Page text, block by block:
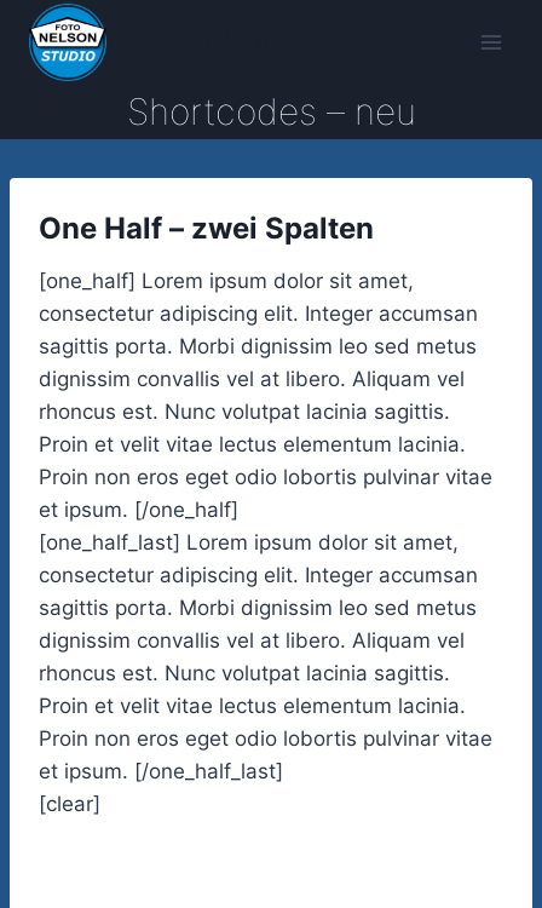
Zum
Inhalt
springen
Shortcodes – neu
One Half – zwei Spalten
[one_half] Lorem ipsum dolor sit amet,
consectetur adipiscing elit. Integer accumsan
sagittis porta. Morbi dignissim leo sed metus
dignissim convallis vel at libero. Aliquam vel
rhoncus est. Nunc volutpat lacinia sagittis.
Proin et velit vitae lectus elementum lacinia.
Proin non eros eget odio lobortis pulvinar vitae
et ipsum. [/one_half]
[one_half_last] Lorem ipsum dolor sit amet,
consectetur adipiscing elit. Integer accumsan
sagittis porta. Morbi dignissim leo sed metus
dignissim convallis vel at libero. Aliquam vel
rhoncus est. Nunc volutpat lacinia sagittis.
Proin et velit vitae lectus elementum lacinia.
Proin non eros eget odio lobortis pulvinar vitae
et ipsum. [/one_half_last]
[clear]